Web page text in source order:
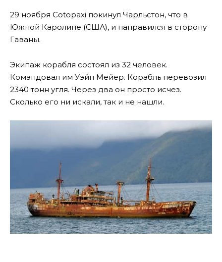
29 ноября Cotopaxi покинул Чарльстон, что в
Южной Каролине (США), и направился в сторону
Гаваны.
Экипаж корабля состоял из 32 человек.
Командовал им Уэйн Мейер. Корабль перевозил
2340 тонн угля. Через два он просто исчез.
Сколько его ни искали, так и не нашли.